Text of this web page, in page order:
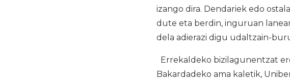
izango dira. Dendariek edo
dute eta berdin, inguruan
dela adierazi digu udaltzain-
Errekaldeko bizilagunentzat
Bakardadeko ama kaletik,